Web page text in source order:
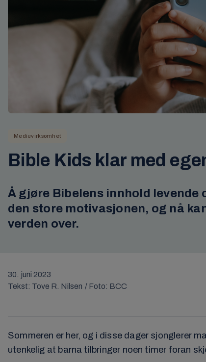
Medievirksomhet
Bible Kids klar med
Å gjøre Bibelens innhold
den store motivasjonen, og nå
verden over.
30. juni 2023
Tekst: Tove R. Nilsen / Foto: BCC
Sommeren er her, og i disse dager sjonglerer
utenkelig at barna tilbringer noen timer foran